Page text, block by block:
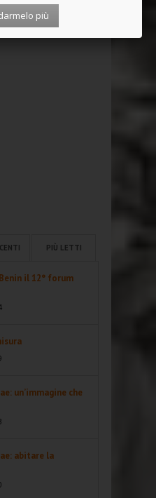
PIÙ LETTI
il 12° forum
un’immagine che
abitare la
più